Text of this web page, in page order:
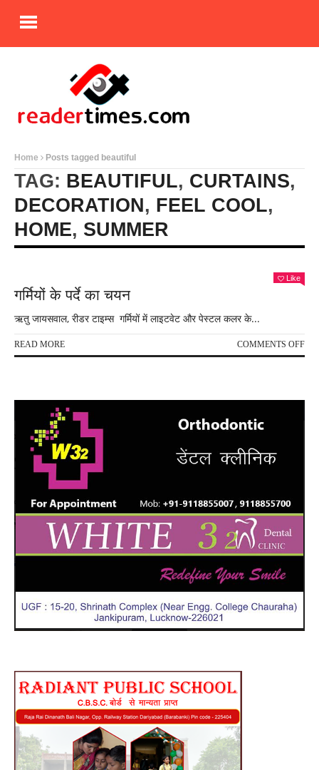
Home Posts tagged beautiful
TAG: BEAUTIFUL, CURTAINS,
DECORATION, FEEL COOL,
HOME, SUMMER
Like
गर्मियों के पर्दे का चयन
ऋतु जायसवाल, रीडर टाइम्स गर्मियों में लाइटवेट और पेस्टल कलर के...
READ MORE COMMENTS OFFON
का